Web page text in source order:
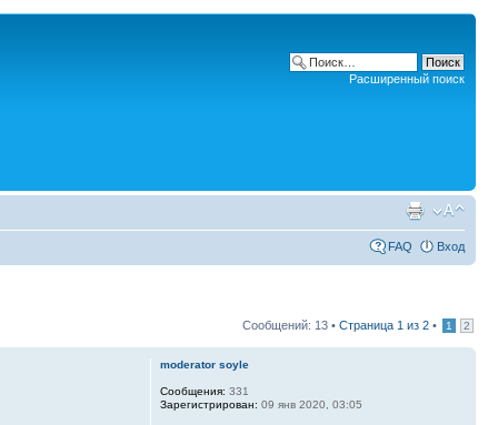
Расширенный поиск
FAQ Вход
Сообщений: 13 • Страница 1 из 2 • 1 2
moderator soyle
Сообщения: 331
Зарегистрирован: 09 янв 2020, 03:05